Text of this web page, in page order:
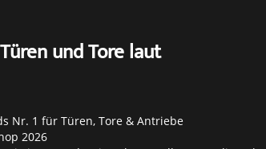
und Tore laut
Nr. 1 für Türen, Tore & Antriebe
2026